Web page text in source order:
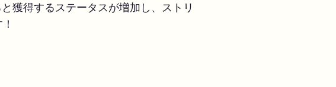
獲得するステータスが増加し、ストリ